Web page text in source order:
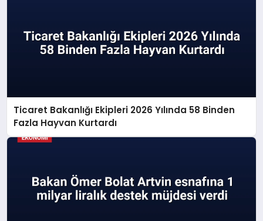
Ticaret Bakanlığı Ekipleri 2026 Yılında 58 Binden
Fazla Hayvan Kurtardı